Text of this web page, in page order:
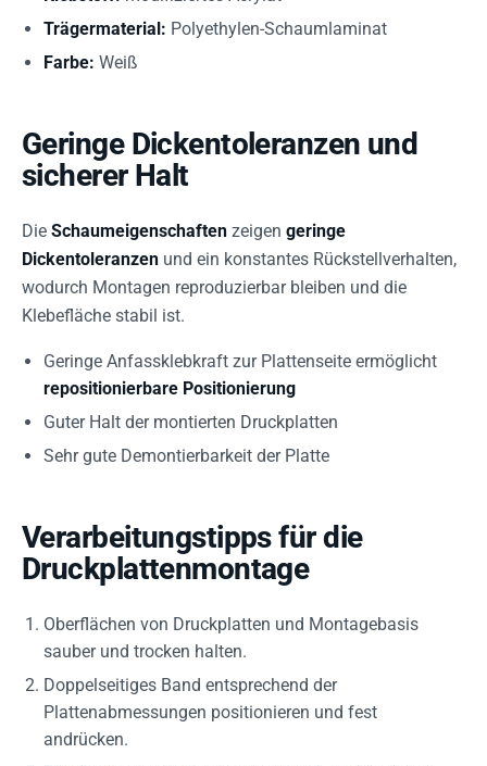
Trägermaterial: Polyethylen-Schaumlaminat
Farbe: Weiß
Geringe Dickentoleranzen und
sicherer Halt
Die Schaumeigenschaften zeigen geringe
Dickentoleranzen und ein konstantes Rückstellverhalten,
wodurch Montagen reproduzierbar bleiben und die
Klebefläche stabil ist.
Geringe Anfassklebkraft zur Plattenseite ermöglicht
repositionierbare Positionierung
Guter Halt der montierten Druckplatten
Sehr gute Demontierbarkeit der Platte
Verarbeitungstipps für die
Druckplattenmontage
Oberflächen von Druckplatten und Montagebasis
sauber und trocken halten.
Doppelseitiges Band entsprechend der
Plattenabmessungen positionieren und fest
andrücken.